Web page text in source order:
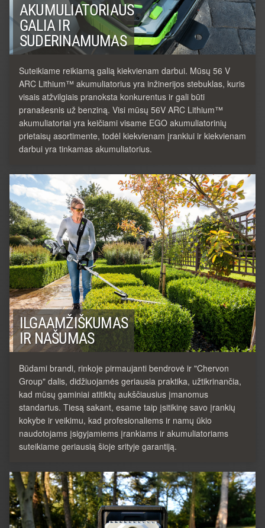
AKUMULIATORIAUS
GALIA IR
SUDERINAMUMAS
Suteikiame reikiamą galią kiekvienam darbui. Mūsų 56 V
ARC Lithium™ akumuliatorius yra inžinerijos stebuklas, kuris
visais atžvilgiais pranoksta konkurentus ir gali būti
pranašesnis už benziną. Visi mūsų 56V ARC Lithium™
akumuliatoriai yra keičiami visame EGO akumuliatorinių
prietaisų asortimente, todėl kiekvienam įrankiui ir kiekvienam
darbui yra tinkamas akumuliatorius.
ILGAAMŽIŠKUMAS
IR NAŠUMAS
Būdami brandi, rinkoje pirmaujanti bendrovė ir "Chervon
Group" dalis, didžiuojamės geriausia praktika, užtikrinančia,
kad mūsų gaminiai atitiktų aukščiausius įmanomus
standartus. Tiesą sakant, esame taip įsitikinę savo įrankių
kokybe ir veikimu, kad profesionaliems ir namų ūkio
naudotojams įsigyjamiems įrankiams ir akumuliatoriams
suteikiame geriausią šioje srityje garantiją.